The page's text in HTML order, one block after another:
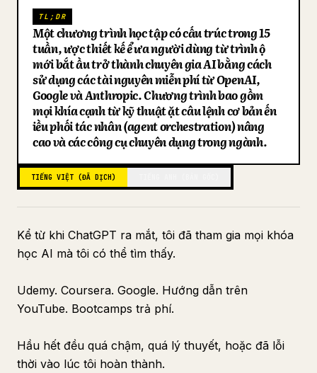
Blog
Cập nhật
TL;DR
Một chương trình học tập có cấu trúc trong 15
tuần, được thiết kế để đưa người dùng từ trình độ
mới bắt đầu trở thành chuyên gia AI bằng cách
sử dụng các tài nguyên miễn phí từ OpenAI,
Google và Anthropic. Chương trình bao gồm
mọi khía cạnh từ kỹ thuật đặt câu lệnh cơ bản đến
điều phối tác nhân (agent orchestration) nâng
cao và các công cụ chuyên dụng trong ngành.
TIẾNG VIỆT (ĐÃ DỊCH)
Kể từ khi ChatGPT ra mắt, tôi đã tham gia mọi khóa
học AI mà tôi có thể tìm thấy.
Udemy. Coursera. Google. Hướng dẫn trên
YouTube. Bootcamps trả phí.
Hầu hết đều quá chậm, quá lý thuyết, hoặc đã lỗi
thời vào lúc tôi hoàn thành.